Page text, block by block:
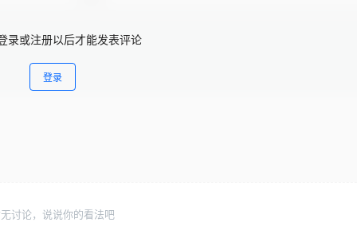
录或注册以后才能发表评论
登录
讨论，说说你的看法吧